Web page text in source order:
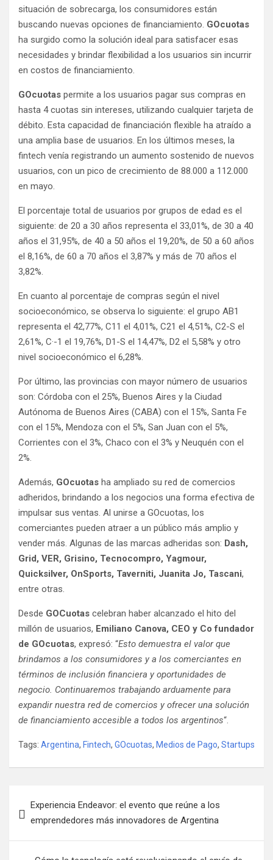
situación de sobrecarga, los consumidores están
buscando nuevas opciones de financiamiento. GOcuotas
ha surgido como la solución ideal para satisfacer esas
necesidades y brindar flexibilidad a los usuarios sin incurrir
en costos de financiamiento.
GOcuotas permite a los usuarios pagar sus compras en
hasta 4 cuotas sin intereses, utilizando cualquier tarjeta de
débito. Esta capacidad de financiación flexible ha atraído a
una amplia base de usuarios. En los últimos meses, la
fintech venía registrando un aumento sostenido de nuevos
usuarios, con un pico de crecimiento de 88.000 a 112.000
en mayo.
El porcentaje total de usuarios por grupos de edad es el
siguiente: de 20 a 30 años representa el 33,01%, de 30 a 40
años el 31,95%, de 40 a 50 años el 19,20%, de 50 a 60 años
el 8,16%, de 60 a 70 años el 3,87% y más de 70 años el
3,82%.
En cuanto al porcentaje de compras según el nivel
socioeconómico, se observa lo siguiente: el grupo AB1
representa el 42,77%, C11 el 4,01%, C21 el 4,51%, C2-S el
2,61%, C·-1 el 19,76%, D1-S el 14,47%, D2 el 5,58% y otro
nivel socioeconómico el 6,28%.
Por último, las provincias con mayor número de usuarios
son: Córdoba con el 25%, Buenos Aires y la Ciudad
Autónoma de Buenos Aires (CABA) con el 15%, Santa Fe
con el 15%, Mendoza con el 5%, San Juan con el 5%,
Corrientes con el 3%, Chaco con el 3% y Neuquén con el
2%.
Además, GOcuotas ha ampliado su red de comercios
adheridos, brindando a los negocios una forma efectiva de
impulsar sus ventas. Al unirse a GOcuotas, los
comerciantes pueden atraer a un público más amplio y
vender más. Algunas de las marcas adheridas son: Dash,
Grid, VER, Grisino, Tecnocompro, Yagmour,
Quicksilver, OnSports, Taverniti, Juanita Jo, Tascani,
entre otras.
Desde GOCuotas celebran haber alcanzado el hito del
millón de usuarios, Emiliano Canova, CEO y Co fundador
de GOcuotas, expresó: “Esto demuestra el valor que
brindamos a los consumidores y a los comerciantes en
términos de inclusión financiera y oportunidades de
negocio. Continuaremos trabajando arduamente para
expandir nuestra red de comercios y ofrecer una solución
de financiamiento accesible a todos los argentinos“.
Tags: Argentina, Fintech, GOcuotas, Medios de Pago, Startups
de Experiencia Endeavor: el evento que reúne a los
emprendedores más innovadores de Argentina